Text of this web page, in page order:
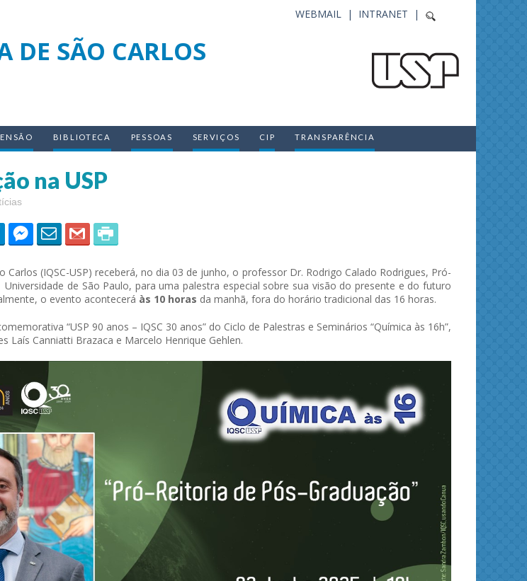
INTRANET |
WEBMAIL |
DE SÃO CARLOS
BIBLIOTECA PESSOAS SERVIÇOS CIP TRANSPARÊNCIA
na USP
Carlos (IQSC-USP) receberá, no dia 03 de junho, o professor Dr. Rodrigo Calado Rodrigues, Pró-
de São Paulo, para uma palestra especial sobre sua visão do presente e do futuro
o evento acontecerá às 10 horas da manhã, fora do horário tradicional das 16 horas.
“USP 90 anos – IQSC 30 anos” do Ciclo de Palestras e Seminários “Química às 16h”,
Laís Canniatti Brazaca e Marcelo Henrique Gehlen.
Sustainable Energy Technologies and
Assessments
Journal of Molecular Liquids